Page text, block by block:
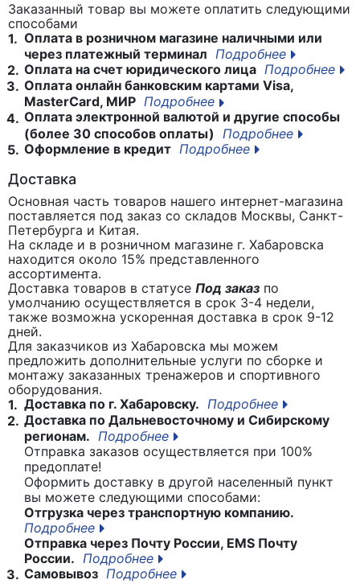
Заказанный товар вы можете оплатить следующими
способами
1. Оплата в розничном магазине наличными или
через платежный терминал Подробнее
2. Оплата на счет юридического лица Подробнее
3. Оплата онлайн банковским картами Visa,
MasterCard, МИР Подробнее
4. Оплата электронной валютой и другие способы
(более 30 способов оплаты)
Подробнее
5. Оформление в кредит Подробнее
Доставка
Основная часть товаров нашего интернет-магазина
поставляется под заказ со складов Москвы, Санкт-
Петербурга и Китая.
На складе и в розничном магазине г. Хабаровска
находится около 15% представленного
ассортимента.
Доставка товаров в статусе Под заказ по
умолчанию осуществляется в срок 3-4 недели,
также возможна ускоренная доставка в срок 9-12
дней.
Для заказчиков из Хабаровска мы можем
предложить дополнительные услуги по сборке и
монтажу заказанных тренажеров и спортивного
оборудования.
1. Доставка по г. Хабаровску. Подробнее
2. Доставка по Дальневосточному и Сибирскому
регионам. Подробнее
Отправка заказов осуществляется при 100%
предоплате!
Оформить доставку в другой населенный пункт
вы можете следующими способами:
Отгрузка через транспортную компанию.
Подробнее
Отправка через Почту России, EMS Почту
России. Подробнее
3. Самовывоз Подробнее